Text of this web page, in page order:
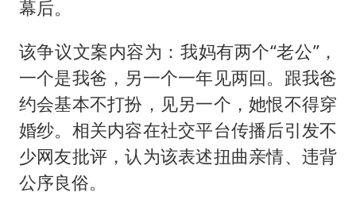
幕后。
该争议文案内容为：我妈有两个“老公”，
一个是我爸，另一个一年见两回。跟我爸
约会基本不打扮，见另一个，她恨不得穿
婚纱。相关内容在社交平台传播后引发不
少网友批评，认为该表述扭曲亲情、违背
公序良俗。